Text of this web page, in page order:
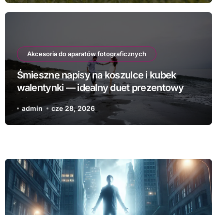
Akcesoria do aparatów fotograficznych
Śmieszne napisy na koszulce i kubek
walentynki — idealny duet prezentowy
admin cze 28, 2026